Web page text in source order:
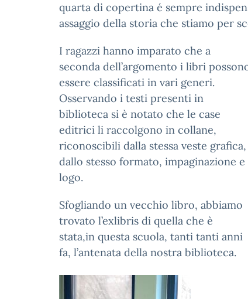
quarta di copertina é sempre
assaggio della storia che stiamo per
I ragazzi hanno imparato che a
seconda dell’argomento i libri
essere classificati in vari generi.
Osservando i testi presenti in
biblioteca si è notato che le case
editrici li raccolgono in collane,
riconoscibili dalla stessa veste grafica,
dallo stesso formato, impaginazione e
logo.
Sfogliando un vecchio libro, abbiamo
trovato l’exlibris di quella che è
stata,in questa scuola, tanti tanti anni
fa, l’antenata della nostra biblioteca.